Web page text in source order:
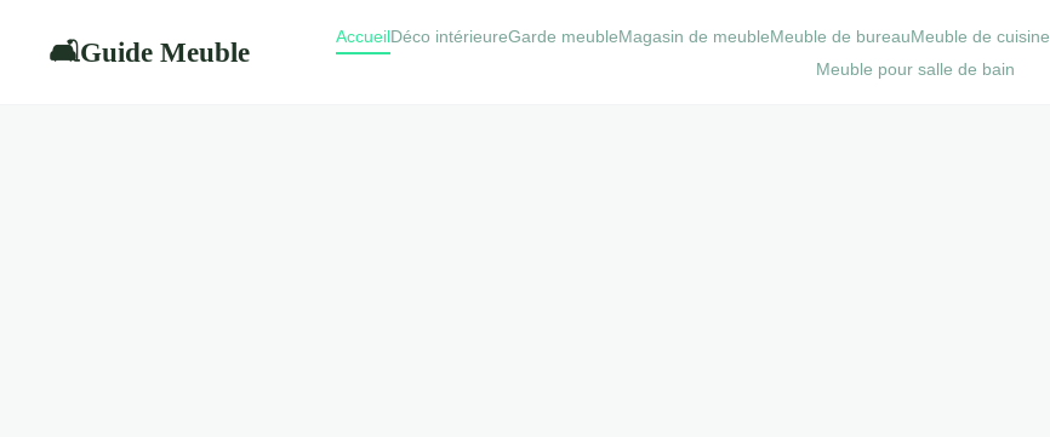
🛋Guide Meuble AccueilDéco intérieureGarde meubleMagasin de meubleMeuble de bureauMeuble de cuisine
Meuble pour salle de bain